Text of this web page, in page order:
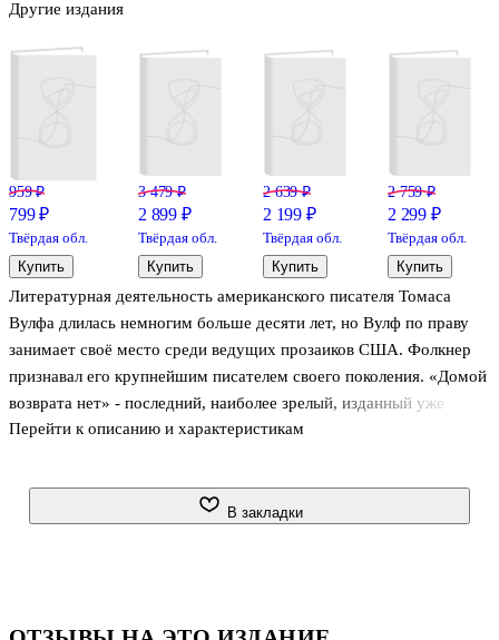
Литературная деятельность американского писателя Томаса
Вулфа длилась немногим больше десяти лет, но Вулф по праву
занимает своё место среди ведущих прозаиков США. Фолкнер
признавал его крупнейшим писателем своего поколения. «Домой
возврата нет» - последний, наиболее зрелый, изданный уже
посмертно роман Томаса Вулфа. Фактически это меморандум
не сумевшим найти своё место во времена экономического
Перейти к описанию и характеристикам
Другие издания
959 ₽
799 ₽
Твёрдая обл.
Купить
3 479 ₽
2 899 ₽
Твёрдая обл.
Купить
2 639 ₽
2 199 ₽
Твёрдая обл.
Купить
2 759 ₽
2 299 ₽
Твёрдая обл.
Купить
В закладки